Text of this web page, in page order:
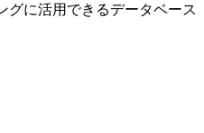
グに活用できるデータベース